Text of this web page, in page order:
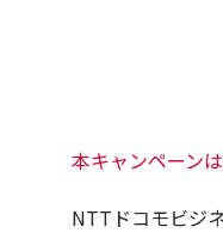
本キャンペーン
NTTドコモビジ